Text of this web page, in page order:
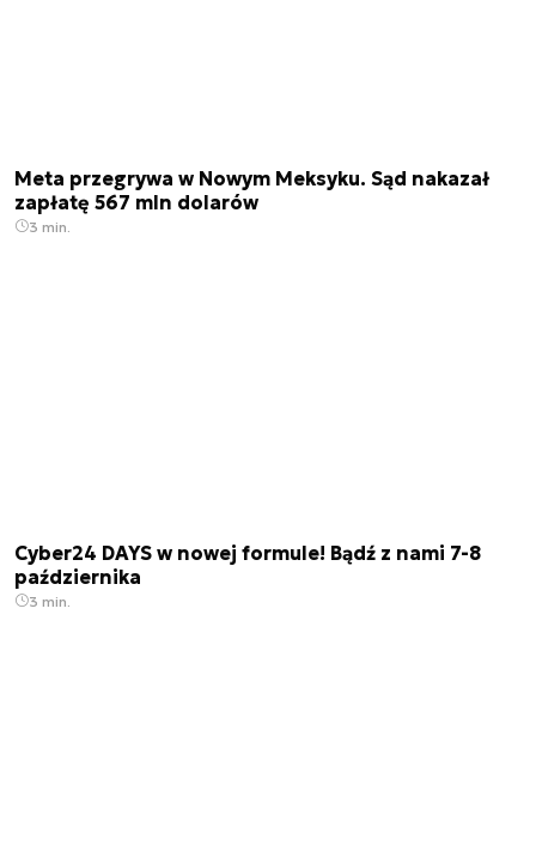
Meta przegrywa w Nowym Meksyku. Sąd nakazał
zapłatę 567 mln dolarów
3 min.
Cyber24 DAYS w nowej formule! Bądź z nami 7-8
października
3 min.